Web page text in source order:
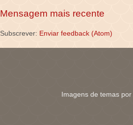
Mensagem mais recente
Subscrever: Enviar feedback (Atom)
Imagens de temas por